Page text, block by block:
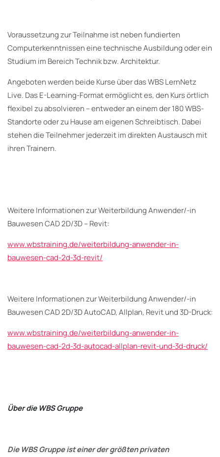
Voraussetzung zur Teilnahme ist neben fundierten
Computerkenntnissen eine technische Ausbildung oder ein
Studium im Bereich Technik bzw. Architektur.
Angeboten werden beide Kurse über das WBS LernNetz
Live. Das E-Learning-Format ermöglicht es, den Kurs örtlich
flexibel zu absolvieren – entweder an einem der 180 WBS-
Standorte oder zu Hause am eigenen Schreibtisch. Dabei
stehen die Teilnehmer jederzeit im direkten Austausch mit
ihren Trainern.
Weitere Informationen zur Weiterbildung Anwender/-in
Bauwesen CAD 2D/3D – Revit:
www.wbstraining.de/weiterbildung-anwender-in-
bauwesen-cad-2d-3d-revit/
Weitere Informationen zur Weiterbildung Anwender/-in
Bauwesen CAD 2D/3D AutoCAD, Allplan, Revit und 3D-Druck:
www.wbstraining.de/weiterbildung-anwender-in-
bauwesen-cad-2d-3d-autocad-allplan-revit-und-3d-druck/
Über die WBS Gruppe
Die WBS Gruppe ist einer der größten privaten